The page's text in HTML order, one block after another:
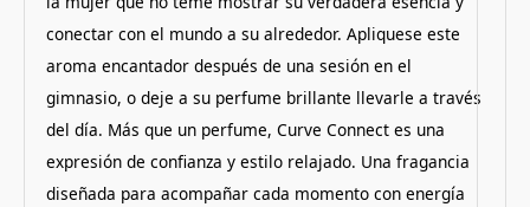
conectar con el mundo a su alrededor. Apliquese este
aroma encantador después de una sesión en el
gimnasio, o deje a su perfume brillante llevarle a través
del día. Más que un perfume, Curve Connect es una
expresión de confianza y estilo relajado. Una fragancia
diseñada para acompañar cada momento con energía